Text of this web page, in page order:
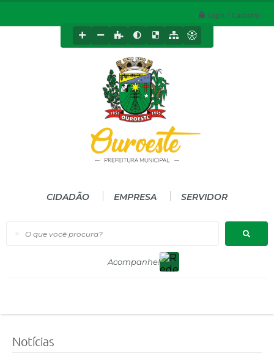
Login / Cadastro
O que você procura?
CIDADÃO EMPRESA SERVIDOR
Notícias